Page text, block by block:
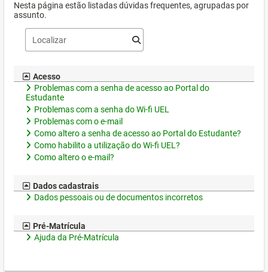
Nesta página estão listadas dúvidas frequentes, agrupadas por
assunto.
Acesso
Problemas com a senha de acesso ao Portal do
Estudante
Problemas com a senha do Wi-fi UEL
Problemas com o e-mail
Como altero a senha de acesso ao Portal do Estudante?
Como habilito a utilização do Wi-fi UEL?
Como altero o e-mail?
Dados cadastrais
Dados pessoais ou de documentos incorretos
Pré-Matrícula
Ajuda da Pré-Matrícula